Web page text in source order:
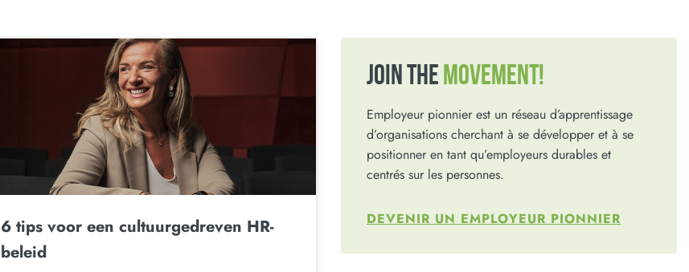
6 tips voor een cultuurgedreven HR-
beleid
JOIN THE MOVEMENT!
Employeur pionnier est un réseau d’apprentissage
d’organisations cherchant à se développer et à se
positionner en tant qu’employeurs durables et
centrés sur les personnes.
DEVENIR UN EMPLOYEUR PIONNIER